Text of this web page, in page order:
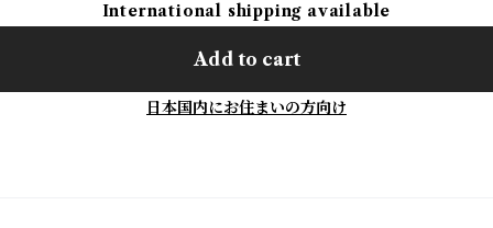
International shipping available
Add to cart
日本国内にお住まいの方向け